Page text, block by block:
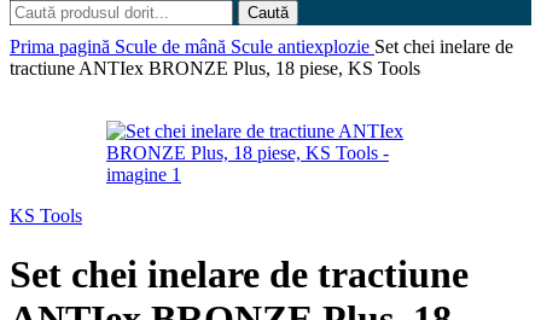
Caută
Prima pagină Scule de mână Scule antiexplozie Set chei inelare de
tractiune ANTIex BRONZE Plus, 18 piese, KS Tools
KS Tools
Set chei inelare de tractiune